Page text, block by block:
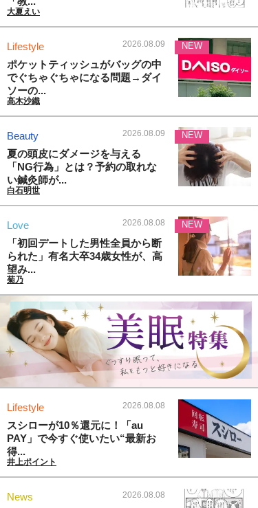
大夏えい
Lifestyle 2026.08.09
ポケットティッシュがバッグの中
でぐちゃぐちゃになる問題→ダイ
ソーの...
高木沙織
NEW
Beauty 2026.08.09
夏の頭皮にダメージを与える
「NG行為」とは？予約の取れな
い鍼灸師が...
白石明世
NEW
Love 2026.08.08
「初回デートした男性全員から断
られた」有名大卒34歳女性が、高
望み...
菊乃
NEW
Lifestyle 2026.08.08
スシローが10％還元に！「au
PAY」で今すぐ使いたい“最新お
得...
井上ポイント
News 2026.08.08